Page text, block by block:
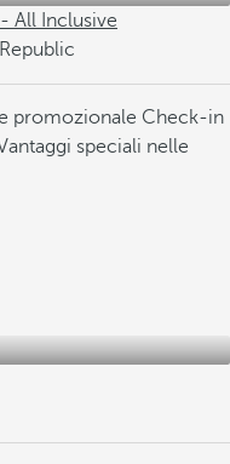
All Inclusive
promozionale Check-in
speciali nelle